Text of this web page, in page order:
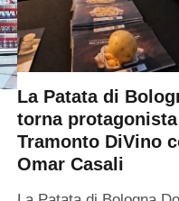
La Patata di
torna
Tramonto DiVino
Omar Casali